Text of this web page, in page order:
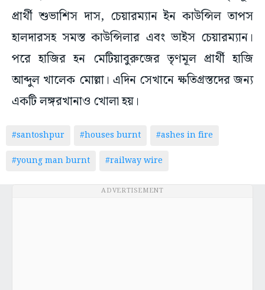
প্রার্থী শুভাশিস দাস, চেয়ারম্যান ইন কাউন্সিল তাপস
হালদারসহ সমস্ত কাউন্সিলার এবং ভাইস চেয়ারম্যান।
পরে হাজির হন মেটিয়াবুরুজের তৃণমূল প্রার্থী হাজি
আব্দুল খালেক মোল্লা। এদিন সেখানে ক্ষতিগ্রস্তদের জন্য
একটি লঙ্গরখানাও খোলা হয়।
#santoshpur #houses burnt
#ashes in fire
#young man burnt
#railway wire
ADVERTISEMENT